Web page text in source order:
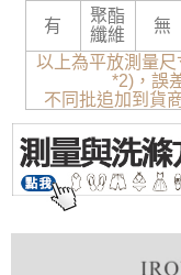
有
聚酯
纖維
無
以上為平放測量
*2)，誤
不同批追加到貨